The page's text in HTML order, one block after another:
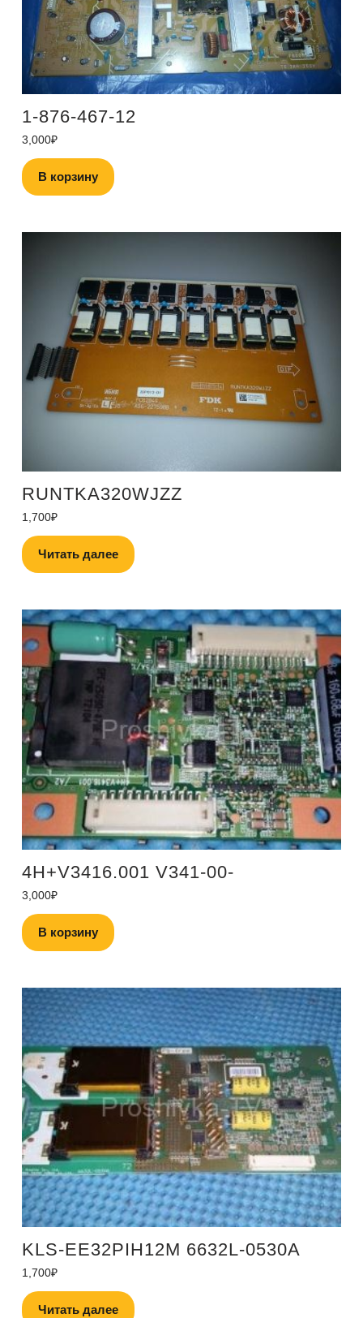
1-876-467-12
3,000₽
В корзину
RUNTKA320WJZZ
1,700₽
Читать далее
4H+V3416.001 V341-00-
3,000₽
В корзину
KLS-EE32PIH12M 6632L-0530A
1,700₽
Читать далее